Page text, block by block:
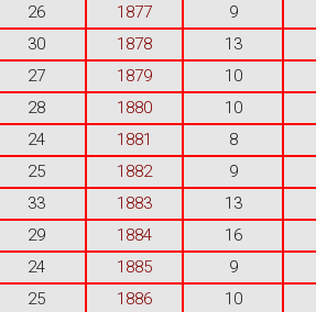
26 1877 9
30 1878 13
27 1879 10
28 1880 10
24 1881 8
25 1882 9
33 1883 13
29 1884 16
24 1885 9
25 1886 10